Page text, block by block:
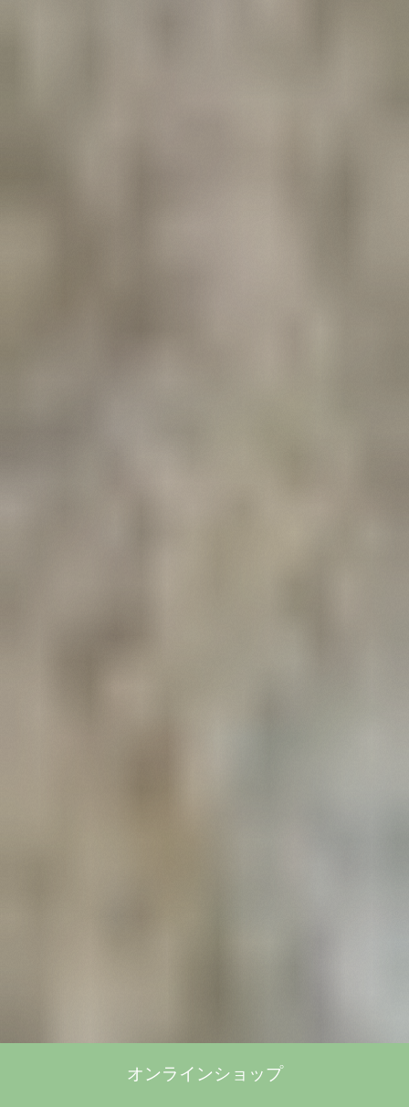
オンラインショップ